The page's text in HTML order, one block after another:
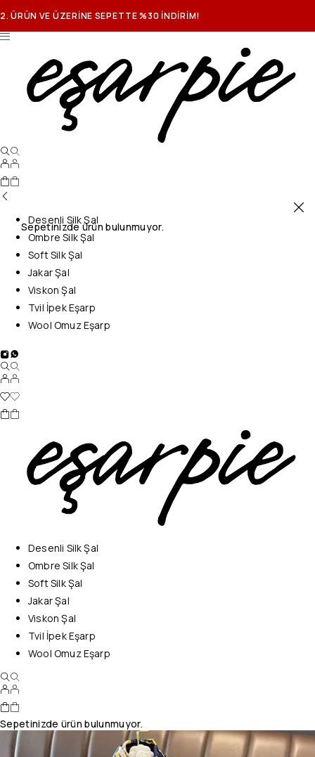
2. ÜRÜN VE ÜZERİNE SEPETTE %30 İNDİRİM!
Sepetinizde ürün bulunmuyor.
Desenli Silk Şal
Ombre Silk Şal
Soft Silk Şal
Jakar Şal
Viskon Şal
Tvil İpek Eşarp
Wool Omuz Eşarp
Desenli Silk Şal
Ombre Silk Şal
Soft Silk Şal
Jakar Şal
Viskon Şal
Tvil İpek Eşarp
Wool Omuz Eşarp
Sepetinizde ürün bulunmuyor.